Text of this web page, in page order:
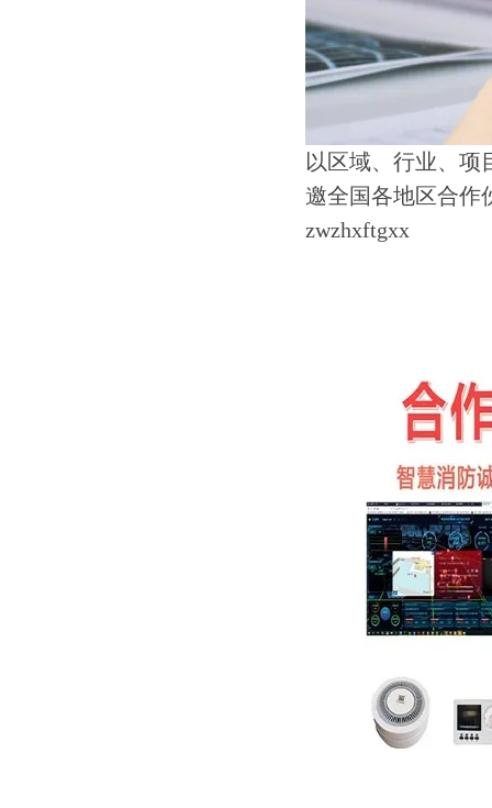
以区域、行业、项
邀全国各地区合作
zwzhxftgxx